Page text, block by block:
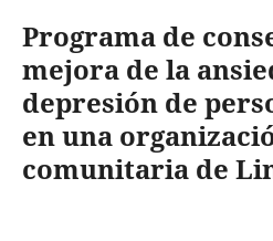
Programa de
mejora de la
depresión de
en una
comunitaria de